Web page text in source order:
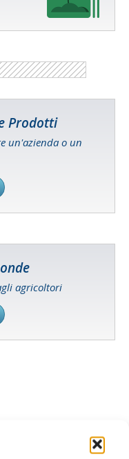
Prodotti
un'azienda o un
agricoltori